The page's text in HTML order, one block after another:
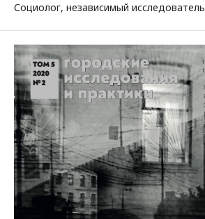
Социолог, независимый исследователь